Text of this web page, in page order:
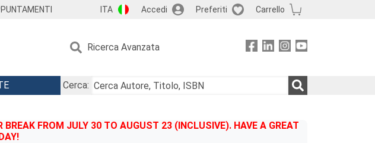
ITA Accedi Preferiti Carrello
Ricerca Avanzata
Cerca:
FROM JULY 30 TO AUGUST 23 (INCLUSIVE). HAVE A GREAT